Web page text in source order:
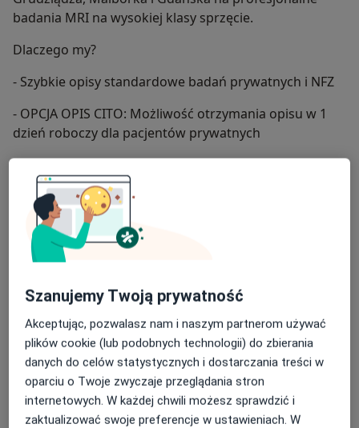
badania MRI na wysokiej klasy sprzęcie.
Dlaczego my?
- Szybkie opisy standardowe badań prywatnych i NFZ
- OPCJA OPIS CITO: Możliwość otrzymania opisu w 1
dzień roboczy dla pacjentów prywatnych
kolejki są zbyt długie, u nas wykonasz badanie dużo
szybciej.
- Badania NFZ i Prywatne: Realizujemy skierowania w
ramach kontraktu z NFZ oraz badania komercyjne
Tel. 55 629 65 65
Aura Medic zajmuje się specjalistyczną działalnością w
zakresie diagnostyki obrazowej. Prowadzimy sieć
pracowni diagnostycznych rezonansu
magnetycznego, świadczących usługi dla pacjentów i
jednostek służby zdrowia.
Szanujemy Twoją prywatność
Akceptując, pozwalasz nam i naszym partnerom używać
plików cookie (lub podobnych technologii) do zbierania
danych do celów statystycznych i dostarczania treści w
oparciu o Twoje zwyczaje przeglądania stron
internetowych. W każdej chwili możesz sprawdzić i
zaktualizować swoje preferencje w ustawieniach. W